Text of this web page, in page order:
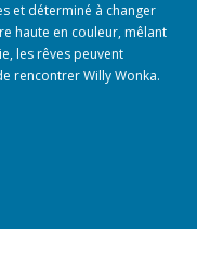
et déterminé à changer
haute en couleur, mêlant
les rêves peuvent
rencontrer Willy Wonka.